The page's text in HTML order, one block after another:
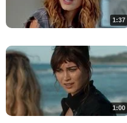
1:37
1:00